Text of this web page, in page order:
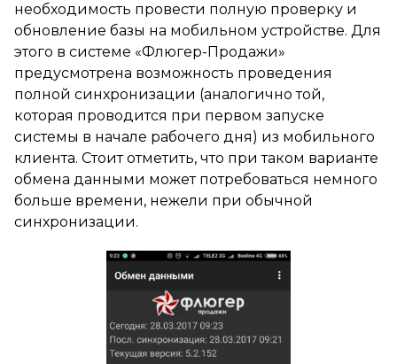
необходимость провести полную проверку и
обновление базы на мобильном устройстве. Для
этого в системе «Флюгер-Продажи»
предусмотрена возможность проведения
полной синхронизации (аналогично той,
которая проводится при первом запуске
системы в начале рабочего дня) из мобильного
клиента. Стоит отметить, что при таком варианте
обмена данными может потребоваться немного
больше времени, нежели при обычной
синхронизации.